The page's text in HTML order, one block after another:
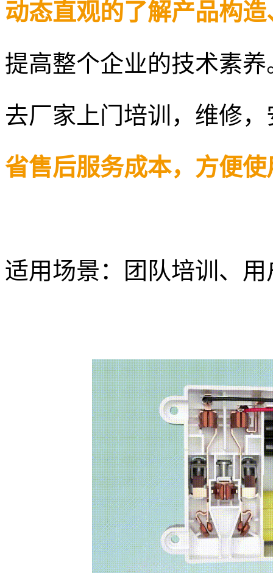
动态直观的了解产品构
提高整个企业的技术素
去厂家上门培训，维修
省售后服务成本，方便
适用场景：团队培训、